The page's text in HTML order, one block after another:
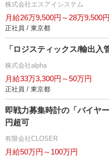
株式会社エスアイシステム
月給26万9,500円～28万9,500円
正社員 / 東京都
「ロジスティックス/輸出入
株式会社alpha
月給33万3,300円～50万円
正社員 / 東京都
即戦力募集時計の「バイヤ
円超可
有限会社CLOSER
月給50万円～100万円